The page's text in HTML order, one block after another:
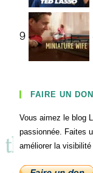
9
FAIRE UN
Vous aimez le blog
passionnée. Faites
améliorer la visibilité